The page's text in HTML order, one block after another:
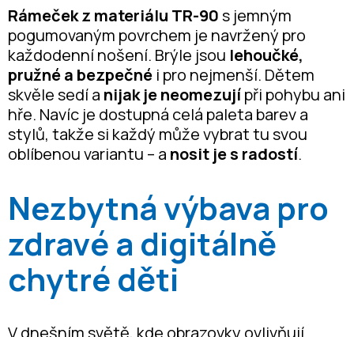
Rámeček z materiálu TR-90s jemným
pogumovaným povrchem je navržený pro
každodenní nošení. Brýle jsou lehoučké,
pružné a bezpečné i pro nejmenší. Dětem
skvěle sedí a nijak je neomezujípři pohybu ani
hře. Navíc je dostupná celá paleta barev a
stylů, takže si každý může vybrat tu svou
oblíbenou variantu – a nosit je s radostí.
Nezbytná výbava pro
zdravé a digitálně
chytré děti